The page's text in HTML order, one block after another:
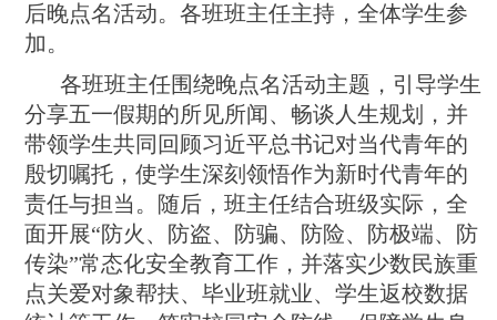
后晚点名活动。各班班主任主持，全体学生参
加。
各班班主任围绕晚点名活动主题，引导学生
分享五一假期的所见所闻、畅谈人生规划，并
带领学生共同回顾习近平总书记对当代青年的
殷切嘱托，使学生深刻领悟作为新时代青年的
责任与担当。随后，班主任结合班级实际，全
面开展“防火、防盗、防骗、防险、防极端、防
传染”常态化安全教育工作，并落实少数民族重
点关爱对象帮扶、毕业班就业、学生返校数据